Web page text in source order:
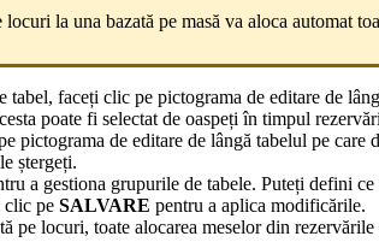
la una bazată pe masă va aloca automat
faceți clic pe pictograma de editare de
poate fi selectat de oaspeți în timpul
pictograma de editare de lângă tabelul pe
ștergeți.
a gestiona grupurile de tabele. Puteți defini
clic pe SALVARE pentru a aplica modificările.
pe locuri, toate alocarea meselor din